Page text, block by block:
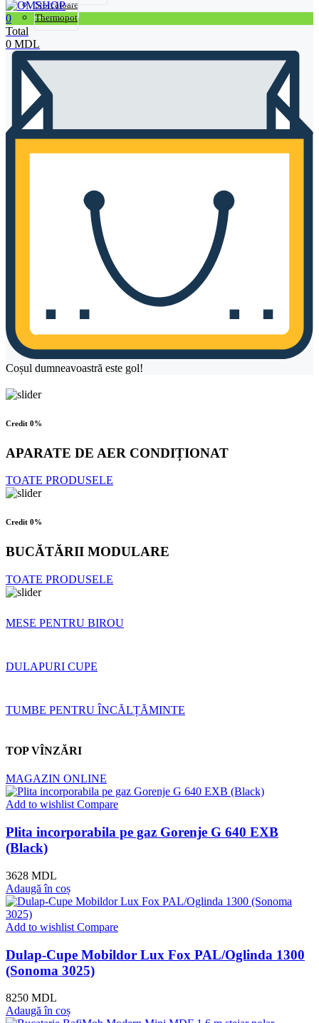
Storcătoare
Thermopot
0
Total
0 MDL
Coșul dumneavoastră este gol!
Credit 0%
APARATE DE AER CONDIȚIONAT
TOATE PRODUSELE
Credit 0%
BUCĂTĂRII MODULARE
TOATE PRODUSELE
MESE PENTRU BIROU
DULAPURI CUPE
TUMBE PENTRU ÎNCĂLȚĂMINTE
TOP VÎNZĂRI
MAGAZIN ONLINE
Add to wishlist Compare
Plita incorporabila pe gaz Gorenje G 640 EXB
(Black)
3628 MDL
Adaugă în coș
Add to wishlist Compare
Dulap-Cupe Mobildor Lux Fox PAL/Oglinda 1300
(Sonoma 3025)
8250 MDL
Adaugă în coș